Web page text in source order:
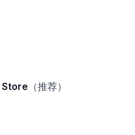
（推荐）